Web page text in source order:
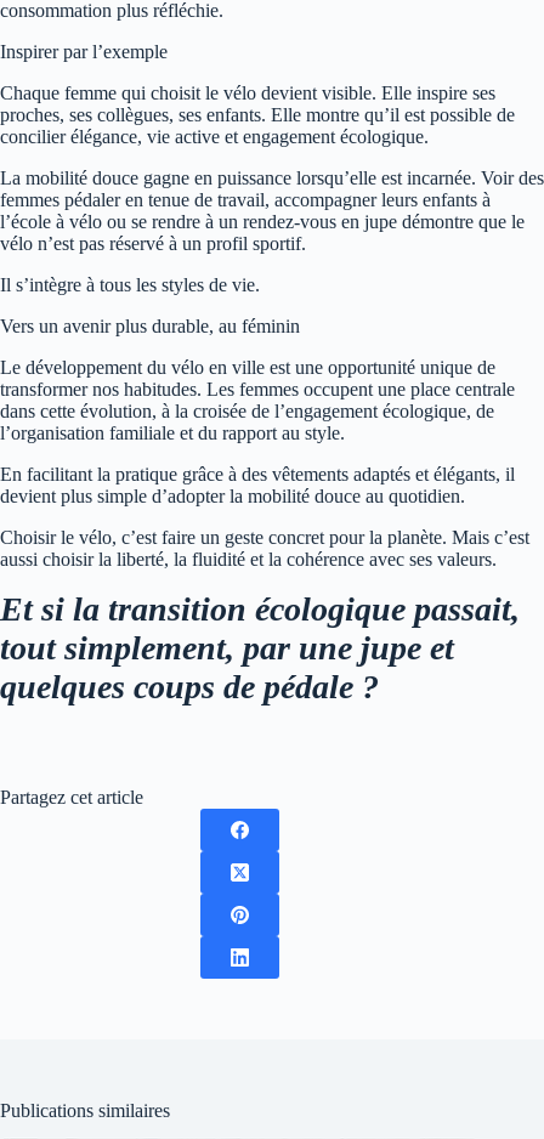
consommation plus réfléchie.
Inspirer par l’exemple
Chaque femme qui choisit le vélo devient visible. Elle inspire ses
proches, ses collègues, ses enfants. Elle montre qu’il est possible de
concilier élégance, vie active et engagement écologique.
La mobilité douce gagne en puissance lorsqu’elle est incarnée. Voir des
femmes pédaler en tenue de travail, accompagner leurs enfants à
l’école à vélo ou se rendre à un rendez-vous en jupe démontre que le
vélo n’est pas réservé à un profil sportif.
Il s’intègre à tous les styles de vie.
Vers un avenir plus durable, au féminin
Le développement du vélo en ville est une opportunité unique de
transformer nos habitudes. Les femmes occupent une place centrale
dans cette évolution, à la croisée de l’engagement écologique, de
l’organisation familiale et du rapport au style.
En facilitant la pratique grâce à des vêtements adaptés et élégants, il
devient plus simple d’adopter la mobilité douce au quotidien.
Choisir le vélo, c’est faire un geste concret pour la planète. Mais c’est
aussi choisir la liberté, la fluidité et la cohérence avec ses valeurs.
Et si la transition écologique passait,
tout simplement, par une jupe et
quelques coups de pédale ?
Partagez cet article
Publications similaires